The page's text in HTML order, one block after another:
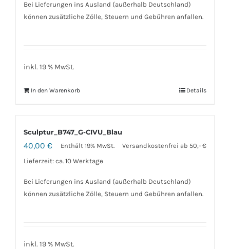
Bei Lieferungen ins Ausland (außerhalb Deutschland)
können zusätzliche Zölle, Steuern und Gebühren anfallen.
inkl. 19 % MwSt.
In den Warenkorb Details
Sculptur_B747_G-CIVU_Blau
40,00 € Enthält 19% MwSt.
Versandkostenfrei ab 50,- €
Lieferzeit: ca. 10 Werktage
Bei Lieferungen ins Ausland (außerhalb Deutschland)
können zusätzliche Zölle, Steuern und Gebühren anfallen.
inkl. 19 % MwSt.